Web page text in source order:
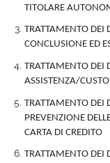
TITOLARE
TRATTAMENTO DEI
CONCLUSIONE ED
TRATTAMENTO DEI
ASSISTENZA/
TRATTAMENTO DEI
PREVENZIONE
CARTA DI CREDITO
TRATTAMENTO DEI